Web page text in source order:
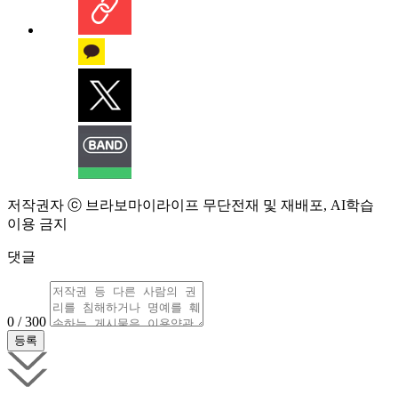
저작권자 ⓒ 브라보마이라이프 무단전재 및 재배포, AI학습
이용 금지
댓글
0 / 300